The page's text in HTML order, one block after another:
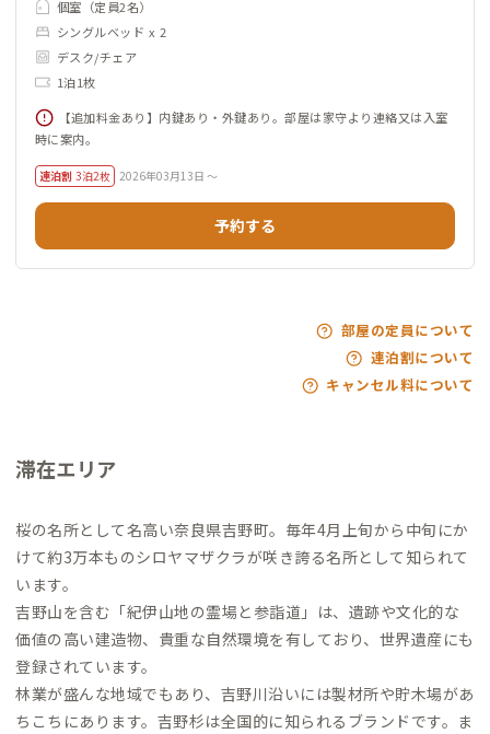
個室（定員2名）
シングルベッド x 2
デスク/チェア
1泊1枚
【追加料金あり】内鍵あり・外鍵あり。部屋は家守より連絡又は入室
時に案内。
連泊割 3泊2枚 2026年03月13日 ～
予約する
部屋の定員について
連泊割について
キャンセル料について
滞在エリア
桜の名所として名高い奈良県吉野町。毎年4月上旬から中旬にか
けて約3万本ものシロヤマザクラが咲き誇る名所として知られて
います。
吉野山を含む「紀伊山地の霊場と参詣道」は、遺跡や文化的な
価値の高い建造物、貴重な自然環境を有しており、世界遺産にも
登録されています。
林業が盛んな地域でもあり、吉野川沿いには製材所や貯木場があ
ちこちにあります。吉野杉は全国的に知られるブランドです。ま